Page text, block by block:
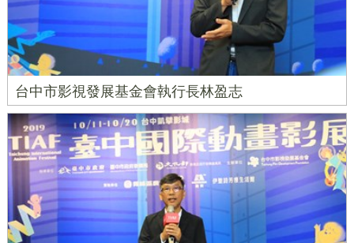
台中市影視發展基金會執行長林盈志